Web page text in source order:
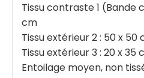
Tissu contraste 1 (Bande
cm
Tissu extérieur 2 : 50 x 50
Tissu extérieur 3 : 20 x 35
Entoilage moyen, non